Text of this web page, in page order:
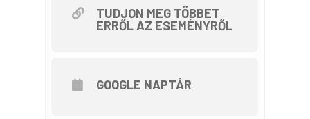
A verseny helyszíne: Dabas, pumpapálya.
2373 Dabas Kossuth Lajos út 36.
A verseny egészségügyi biztosítását
TUDJON MEG TÖBBET
ERRŐL AZ ESEMÉNYRŐL
GOOGLE NAPTÁR